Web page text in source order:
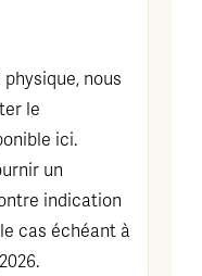
nous
le
ici.
un
indication
cas échéant à